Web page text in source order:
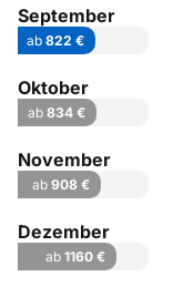
September
ab822 €
Oktober
ab834 €
November
ab908 €
Dezember
ab1160 €